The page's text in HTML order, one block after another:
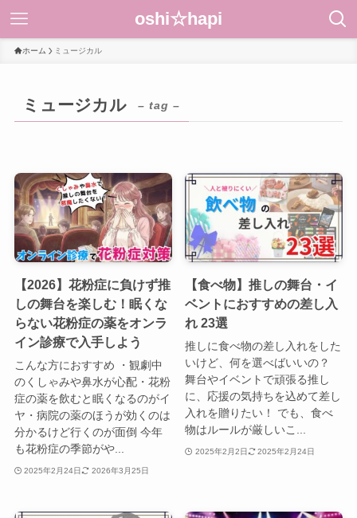
oshi☆hapi
ホーム ミュージカル
ミュージカル – tag –
【2026】花粉症に負けず推
しの舞台を楽しむ！眠くな
らない花粉症の薬をオンラ
イン診療で入手しよう
こんな方におすすめ ・観劇中
のくしゃみや鼻水が心配・花粉
症の薬を飲むと眠くなるのがイ
ヤ・病院の薬のほうが効くのは
分かるけど行くのが面倒 今年
も花粉症の季節がや...
2025年2月24日 2026年3月25日
【食べ物】推しの舞台・イ
ベントにおすすめの差し入
れ 23選
推しに食べ物の差し入れをした
いけど、何を選べばいいの？
舞台やイベントで頑張る推し
に、応援の気持ちを込めて差し
入れを贈りたい！ でも、食べ
物はルールが厳しいこ...
2025年2月2日 2025年2月24日